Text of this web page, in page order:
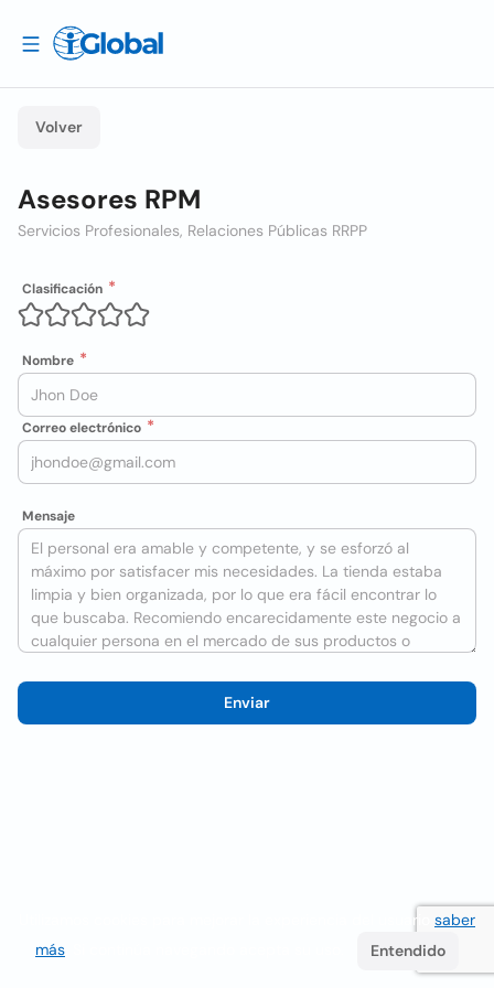
Volver
Asesores RPM
Servicios Profesionales, Relaciones Públicas RRPP
Clasificación
Nombre
Correo electrónico
Mensaje
Enviar
Utilizamos cookies para mejorar la experiencia del usuario saber
más
Entendido